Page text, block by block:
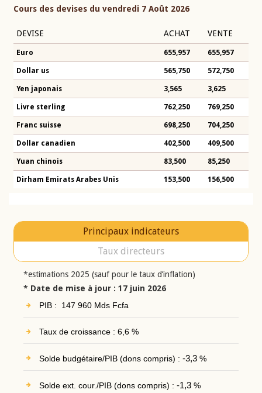
Cours des devises du vendredi 7 Août 2026
DEVISE ACHAT VENTE
Euro 655,957 655,957
Dollar us 565,750 572,750
Yen japonais 3,565 3,625
Livre sterling 762,250 769,250
Franc suisse 698,250 704,250
Dollar canadien 402,500 409,500
Yuan chinois 83,500 85,250
Dirham Emirats Arabes Unis 153,500 156,500
Principaux indicateurs
Taux directeurs
*estimations 2025 (sauf pour le taux d’inflation)
* Date de mise à jour : 17 juin 2026
PIB : 147 960 Mds Fcfa
Taux de croissance : 6,6 %
Solde budgétaire/PIB (dons compris) : -3,3%
Solde ext. cour./PIB (dons compris) : -1,3%